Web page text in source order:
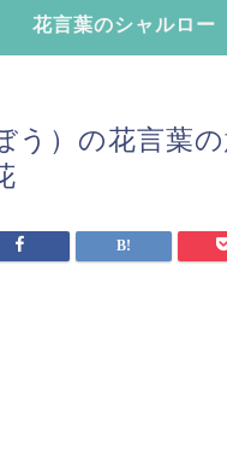
花言葉のシャルロー
う）の花言葉